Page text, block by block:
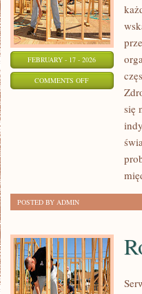
FEBRUARY - 17 - 2026
COMMENTS OFFON
SEKSUALNEsię
POSTED BY ADMIN